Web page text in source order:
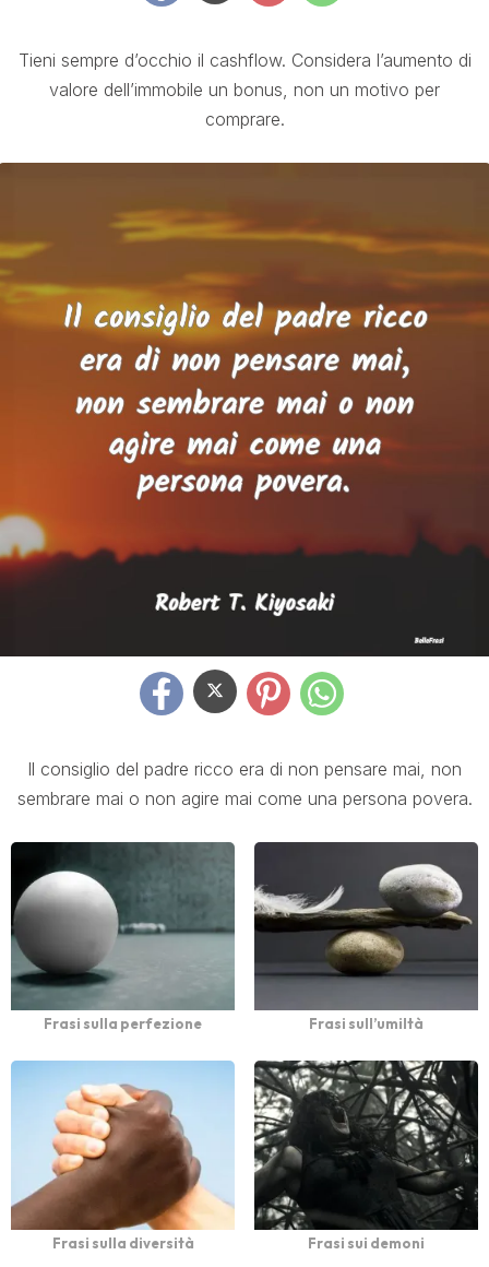
Tieni sempre d’occhio il cashflow. Considera l’aumento di
valore dell’immobile un bonus, non un motivo per
comprare.
Il consiglio del padre ricco era di non pensare mai, non
sembrare mai o non agire mai come una persona povera.
Frasi sulla perfezione Frasi sull’umiltà
Frasi sulla diversità Frasi sui demoni